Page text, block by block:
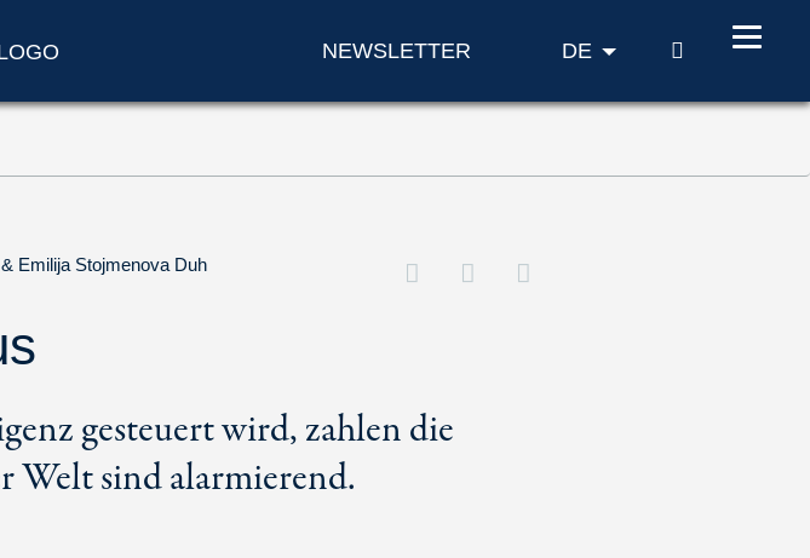
NEWSLETTER DE SUCHE
& Emilija Stojmenova Duh
gesteuert wird, zahlen die
Welt sind alarmierend.